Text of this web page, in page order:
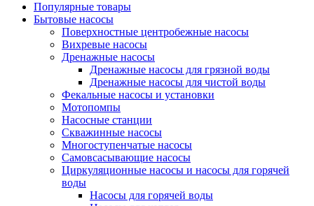
Популярные товары
Бытовые насосы
Поверхностные центробежные насосы
Вихревые насосы
Дренажные насосы
Дренажные насосы для грязной воды
Дренажные насосы для чистой воды
Фекальные насосы и установки
Мотопомпы
Насосные станции
Скважинные насосы
Многоступенчатые насосы
Самовсасывающие насосы
Циркуляционные насосы и насосы для горячей
воды
Насосы для горячей воды